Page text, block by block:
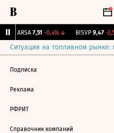
ARSA 7,51 -0,4%↓ BISVP 9,47 -
Ситуация на топливном рынке:
Подписка
Реклама
РФРИТ
Справочник компаний